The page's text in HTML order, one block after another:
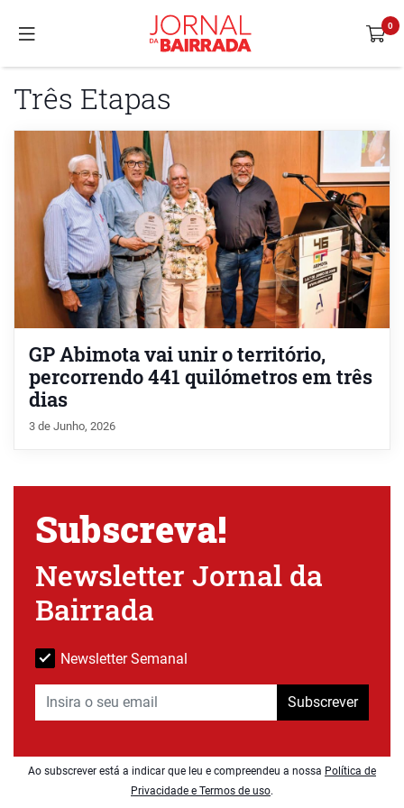
Três Etapas
GP Abimota vai unir o território,
percorrendo 441 quilómetros em três
dias
3 de Junho, 2026
Subscreva!
Newsletter Jornal da
Bairrada
Newsletter Semanal
Subscrever
Ao subscrever está a indicar que leu e compreendeu a nossa Política de
Privacidade e Termos de uso.